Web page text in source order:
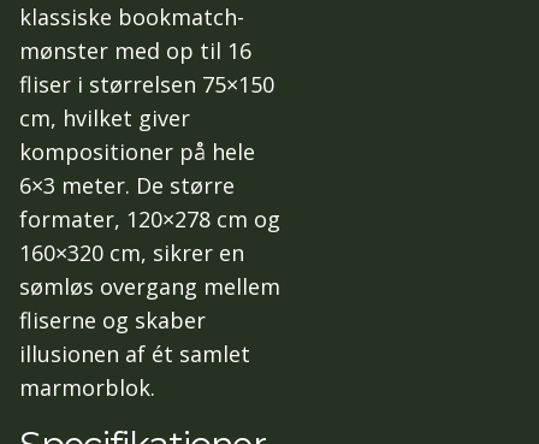
klassiske bookmatch-
mønster med op til 16
fliser i størrelsen 75×150
cm, hvilket giver
kompositioner på hele
6×3 meter. De større
formater, 120×278 cm og
160×320 cm, sikrer en
sømløs overgang mellem
fliserne og skaber
illusionen af ét samlet
marmorblok.